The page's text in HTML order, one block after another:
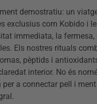
demostratiu: un
exclusius com Kobido i
immediata, la
Els nostres rituals
pèptids i
interior. No és
a connectar pell i